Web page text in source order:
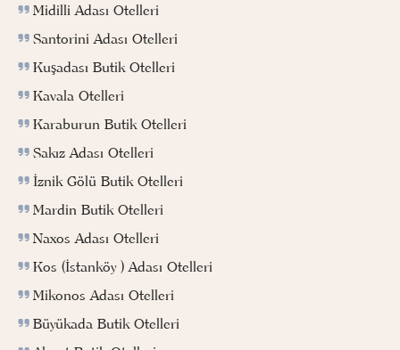
Midilli Adası Otelleri
Santorini Adası Otelleri
Kuşadası Butik Otelleri
Kavala Otelleri
Karaburun Butik Otelleri
Sakız Adası Otelleri
İznik Gölü Butik Otelleri
Mardin Butik Otelleri
Naxos Adası Otelleri
Kos (İstanköy ) Adası Otelleri
Mikonos Adası Otelleri
Büyükada Butik Otelleri